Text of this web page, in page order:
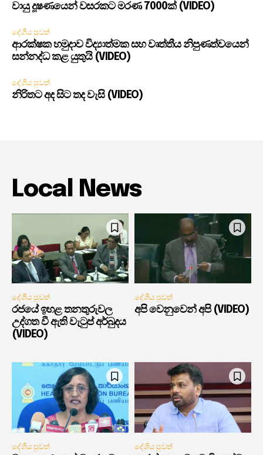
වායු දූෂණයෙන් වසරකට මරණ 7000ක් (VIDEO)
දේශීය පුවත්
ආරක්ෂක හමුදාව විද්‍යාත්මක සහ වෘත්තීය නිපුණත්වයෙන්
සන්නද්ධ කළ යුතුයි (VIDEO)
දේශීය පුවත්
නිරිතට අද සිට තද වැසි (VIDEO)
Local News
දේශීය පුවත්
රජයේ ඉහළ තනතුරුවල
උද්ගත වී ඇති වැටුප් අර්බුදය
(VIDEO)
දේශීය පුවත්
අපි වෙනුවෙන් අපි (VIDEO)
දේශීය පුවත් දේශීය පුවත්